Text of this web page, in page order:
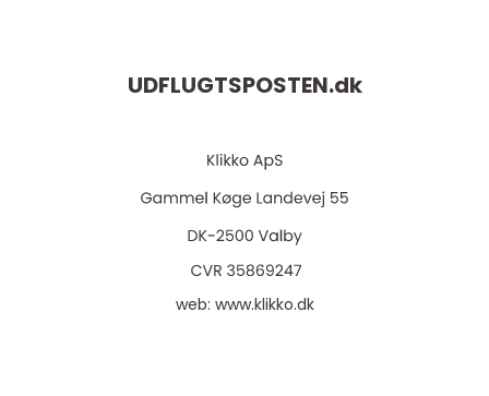
UDFLUGTSPOSTEN.dk
web: www.klikko.dk